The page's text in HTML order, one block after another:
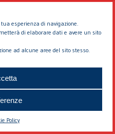
esperienza di navigazione.
di elaborare dati e avere un sito
ad alcune aree del sito stesso.
Policy
mantenere un
al corso
norme di
minimi.
essere